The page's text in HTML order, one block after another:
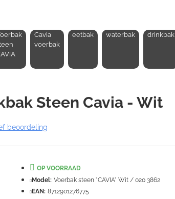
Cavia
voerbak
eetbak waterbak drinkbak
Steen Cavia - Wit
beoordeling
OP VOORRAAD
Model: Voerbak steen "CAVIA" Wit / 020 3862
EAN: 8712901276775